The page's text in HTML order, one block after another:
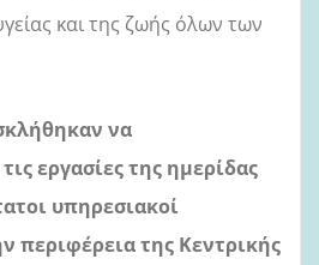
και της ζωής όλων των
να
εργασίες της ημερίδας
υπηρεσιακοί
περιφέρεια της Κεντρικής